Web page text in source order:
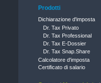
Prodotti
Dichiarazione d'imposta
Dr. Tax Privato
Dr. Tax Professional
Dr. Tax E-Dossier
Dr. Tax Snap.Share
Calcolatore d'imposta
Certificato di salario